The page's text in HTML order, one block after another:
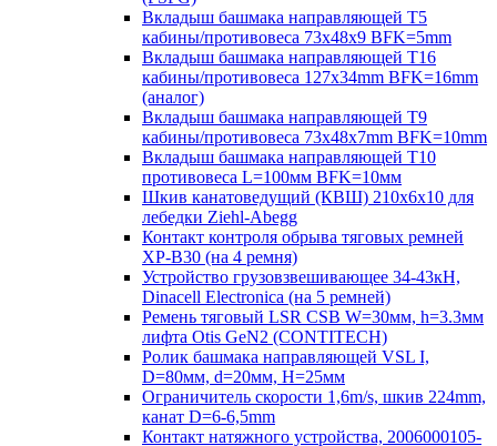
Вкладыш башмака направляющей T5
кабины/противовеса 73х48х9 BFK=5mm
Вкладыш башмака направляющей T16
кабины/противовеса 127х34mm BFK=16mm
(аналог)
Вкладыш башмака направляющей T9
кабины/противовеса 73х48х7mm BFK=10mm
Вкладыш башмака направляющей T10
противовеса L=100мм BFK=10мм
Шкив канатоведущий (КВШ) 210х6х10 для
лебедки Ziehl-Abegg
Контакт контроля обрыва тяговых ремней
XP-B30 (на 4 ремня)
Устройство грузовзвешивающее 34-43кН,
Dinacell Electronica (на 5 ремней)
Ремень тяговый LSR CSB W=30мм, h=3.3мм
лифта Otis GeN2 (CONTITECH)
Ролик башмака направляющей VSL I,
D=80мм, d=20мм, H=25мм
Ограничитель скорости 1,6m/s, шкив 224mm,
канат D=6-6,5mm
Контакт натяжного устройства, 2006000105-